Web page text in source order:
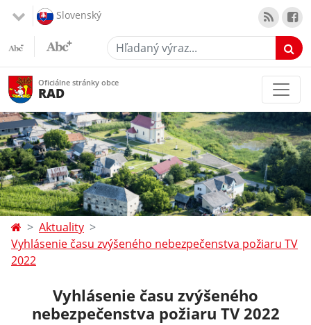
Slovenský
Hľadaný výraz...
Oficiálne stránky obce
RAD
Aktuality
Vyhlásenie času zvýšeného nebezpečenstva požiaru TV
2022
Vyhlásenie času zvýšeného
nebezpečenstva požiaru TV 2022